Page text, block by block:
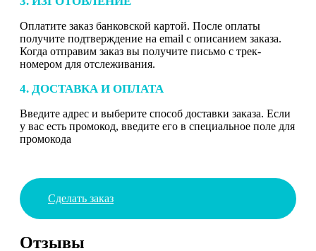
Оплатите заказ банковской картой. После оплаты
получите подтверждение на email с описанием заказа.
Когда отправим заказ вы получите письмо с трек-
номером для отслеживания.
4. ДОСТАВКА И ОПЛАТА
Введите адрес и выберите способ доставки заказа. Если
у вас есть промокод, введите его в специальное поле для
промокода
Сделать заказ
Отзывы